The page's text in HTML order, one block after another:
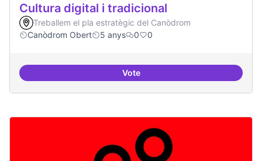
Cultura digital i tradicional
Treballem el pla estratègic del Canòdrom
Canòdrom Obert
5 anys 0 0
VoteCultura digital i tradicional